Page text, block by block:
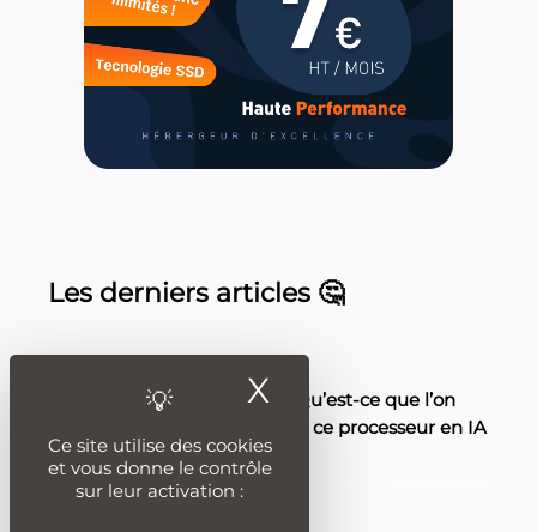
Les derniers articles 🤔
Max+ 395 LLM : Qu’est-ce que l’on
peut attendre de ce processeur en IA
? ...
Ce site utilise des cookies
et vous donne le contrôle
sur leur activation :
X Masquer le